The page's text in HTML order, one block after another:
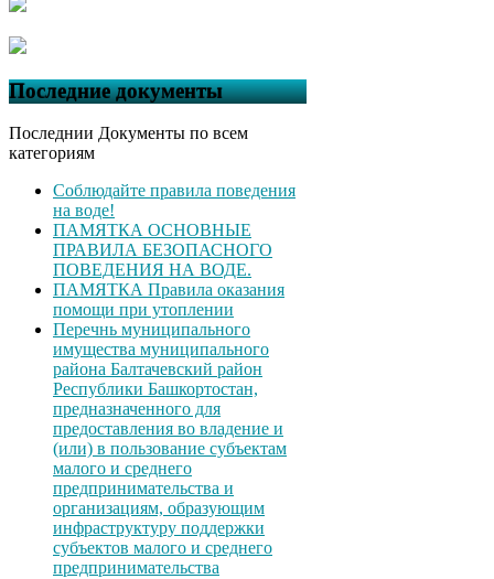
Последние документы
Последнии Документы по всем
категориям
Соблюдайте правила поведения
на воде!
ПАМЯТКА ОСНОВНЫЕ
ПРАВИЛА БЕЗОПАСНОГО
ПОВЕДЕНИЯ НА ВОДЕ.
ПАМЯТКА Правила оказания
помощи при утоплении
Перечнь муниципального
имущества муниципального
района Балтачевский район
Республики Башкортостан,
предназначенного для
предоставления во владение и
(или) в пользование субъектам
малого и среднего
предпринимательства и
организациям, образующим
инфраструктуру поддержки
субъектов малого и среднего
предпринимательства